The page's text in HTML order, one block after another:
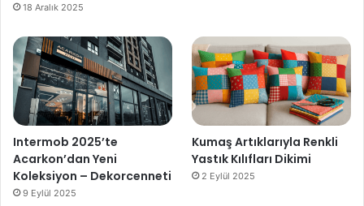
18 Aralık 2025
Intermob 2025’te
Acarkon’dan Yeni
Koleksiyon – Dekorcenneti
9 Eylül 2025
Kumaş Artıklarıyla Renkli
Yastık Kılıfları Dikimi
2 Eylül 2025